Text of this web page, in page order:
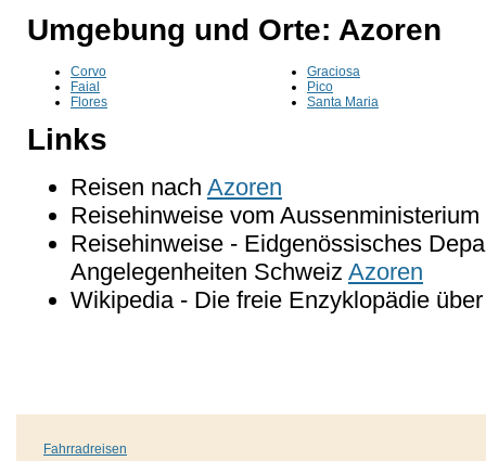
Umgebung und Orte: Azoren
Corvo
Faial
Flores
Graciosa
Pico
Santa Maria
Links
Reisen nach Azoren
Reisehinweise vom
Reisehinweise - Eidgenössisches
Angelegenheiten Schweiz Azoren
Wikipedia - Die freie Enzyklopädie
Fahrradreisen